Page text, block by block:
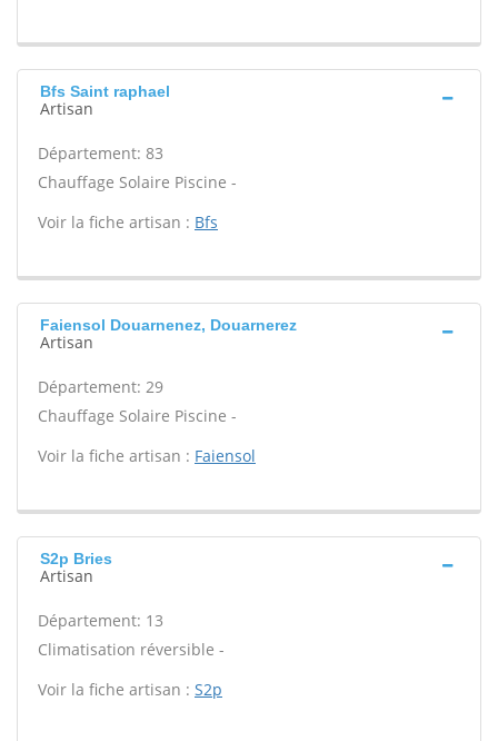
Bfs Saint raphael
Artisan
Département: 83
Chauffage Solaire Piscine -
Voir la fiche artisan : Bfs
Faiensol Douarnenez, Douarnerez
Artisan
Département: 29
Chauffage Solaire Piscine -
Voir la fiche artisan : Faiensol
S2p Bries
Artisan
Département: 13
Climatisation réversible -
Voir la fiche artisan : S2p